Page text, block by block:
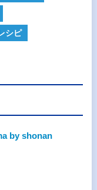
シピ
by shonan